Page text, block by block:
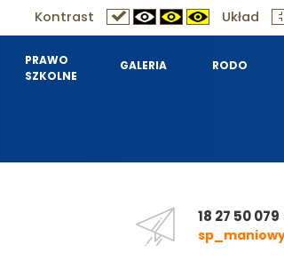
Kontrast Układ
PRAWO
SZKOLNE
GALERIA RODO
18 27 50 079